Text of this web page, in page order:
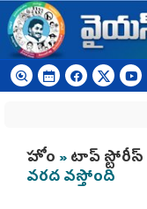
Skip to main content
You are here
హోం »టాప్ స్టోరీస్
వరద వస్తోంది